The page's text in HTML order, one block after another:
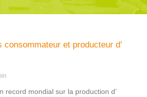
et producteur d’
record mondial sur la production d’